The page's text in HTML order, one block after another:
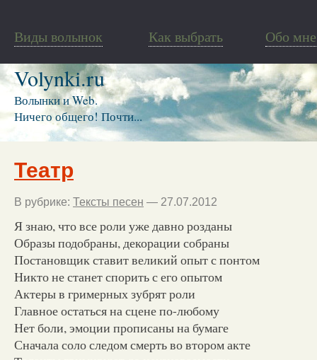
Виды волынок Как выбрать Обо мне
Volynki.ru
Волынки и Web.
Ничего общего! Почти...
Театр
В рубрике: Тексты песен — 27.07.2012
Я знаю, что все роли уже давно розданы
Образы подобраны, декорации собраны
Постановщик ставит великий опыт с понтом
Никто не станет спорить с его опытом
Актеры в гримерных зубрят роли
Главное остаться на сцене по-любому
Нет боли, эмоции прописаны на бумаге
Сначала соло следом смерть во втором акте